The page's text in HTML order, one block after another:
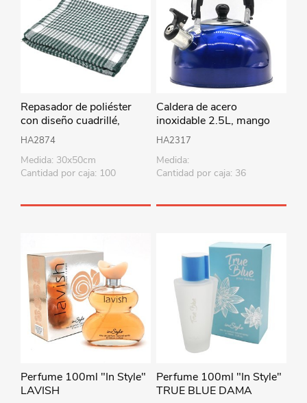
Repasador de poliéster
con diseño cuadrillé,
PACKx12, varios colores
HA2874
Medida: 30x50cm
Cantidad por caja: 100
Caldera de acero
inoxidable 2.5L, mango
combinado, en caja, varios
colores
HA2317
Medida:
Cantidad por caja: 36
Perfume 100ml "In Style"
LAVISH
Perfume 100ml "In Style"
TRUE BLUE DAMA